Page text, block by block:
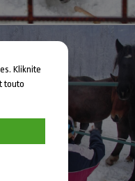
Kliknite
touto